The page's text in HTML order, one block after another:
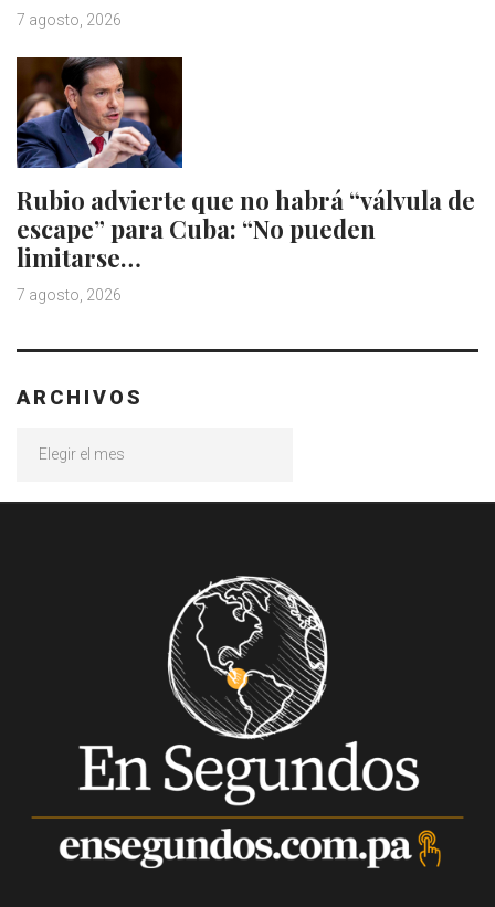
7 agosto, 2026
Rubio advierte que no habrá “válvula de
escape” para Cuba: “No pueden
limitarse…
7 agosto, 2026
ARCHIVOS